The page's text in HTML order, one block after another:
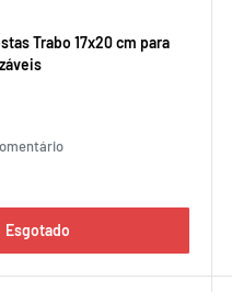
Trabo 17x20 cm para
Esgotado